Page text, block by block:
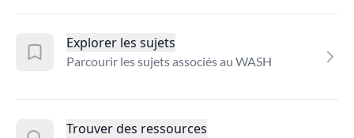
Explorer les sujets
Parcourir les sujets associés au WASH
Trouver des ressources